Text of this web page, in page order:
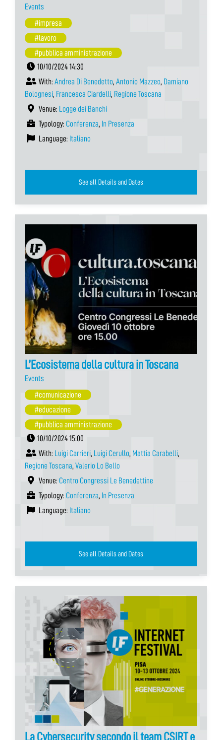
Events
#impresa
#lavoro
#pubblica amministrazione
10/10/2024 14:30
With: Andrea Di Benedetto, Antonio Mazzeo, Damiano
Bolognesi, Francesca Ciardelli, Regione Toscana
Venue: Logge dei Banchi
Typology: Conferenza, In Presenza
Language: Italiano
See all Details and Dates
L’Ecosistema della cultura in Toscana
Events
#comunicazione
#educazione
#pubblica amministrazione
10/10/2024 15:00
With: Luigi Carrieri, Luigi Cerullo, Mattia Carabelli,
Regione Toscana, Valerio Lo Bello
Venue: Centro Congressi Le Benedettine
Typology: Conferenza, In Presenza
Language: Italiano
See all Details and Dates
La Cybersecurity secondo il team CSIRT e